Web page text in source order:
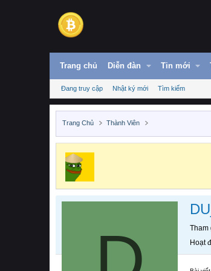
Trang chủ Diễn đàn Tin mới
Đang truy cập Nhật ký mới Tìm kiếm
Trang Chủ Thành Viên
Tham
Hoạt